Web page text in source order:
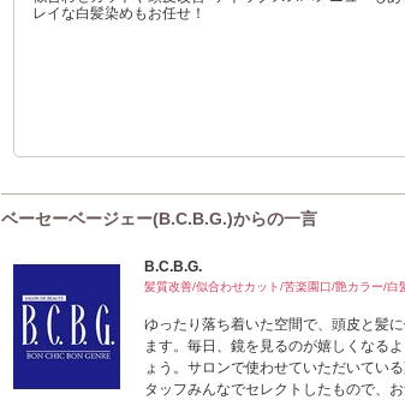
レイな白髪染めもお任せ！
ベーセーベージェー(B.C.B.G.)からの一言
B.C.B.G.
髪質改善/似合わせカット/苦楽園口/艶カラー/白
ゆったり落ち着いた空間で、頭皮と髪
ます。毎日、鏡を見るのが嬉しくなる
ょう。サロンで使わせていただいてい
タッフみんなでセレクトしたもので、